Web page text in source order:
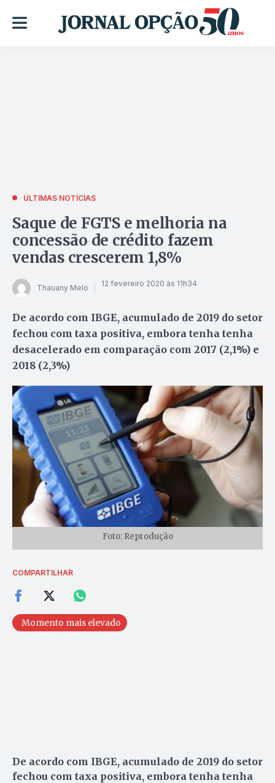
ÚLTIMAS NOTÍCIAS
Saque de FGTS e melhoria na
concessão de crédito fazem
vendas crescerem 1,8%
Thauany Melo 12 fevereiro 2020 às 11h34
De acordo com IBGE, acumulado de 2019 do setor
fechou com taxa positiva, embora tenha tenha
desacelerado em comparação com 2017 (2,1%) e
2018 (2,3%)
Foto: Reprodução
COMPARTILHAR
Momento mais elevado
De acordo com IBGE, acumulado de 2019 do setor
fechou com taxa positiva, embora tenha tenha